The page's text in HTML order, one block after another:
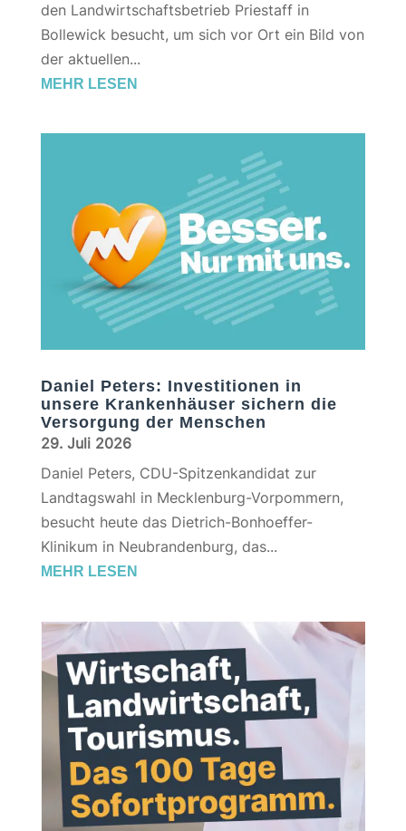
den Landwirtschaftsbetrieb Priestaff in
Bollewick besucht, um sich vor Ort ein Bild von
der aktuellen...
MEHR LESEN
Daniel Peters: Investitionen in
unsere Krankenhäuser sichern die
Versorgung der Menschen
29. Juli 2026
Daniel Peters, CDU-Spitzenkandidat zur
Landtagswahl in Mecklenburg-Vorpommern,
besucht heute das Dietrich-Bonhoeffer-
Klinikum in Neubrandenburg, das...
MEHR LESEN